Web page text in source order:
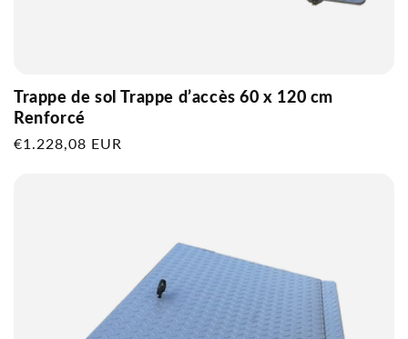
Trappe de sol Trappe d’accès 60 x 120 cm
Renforcé
Prix
€1.228,08 EUR